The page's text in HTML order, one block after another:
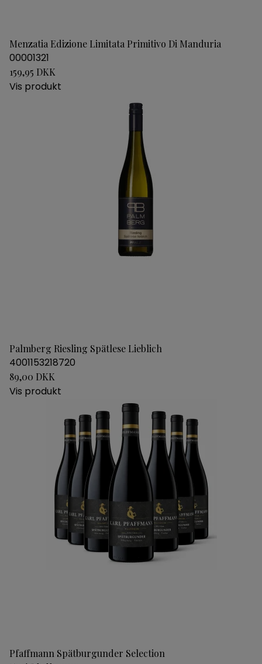
Menzatia Edizione Limitata Primitivo Di Manduria
00001321
159,95 DKK
Vis produkt
Palmberg Riesling Spätlese Lieblich
4001153218720
89,00 DKK
Vis produkt
Pfaffmann Spätburgunder Selection